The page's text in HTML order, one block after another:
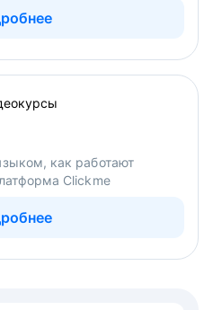
как работают
Clickme